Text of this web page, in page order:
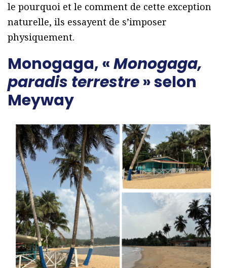
le pourquoi et le comment de cette exception
naturelle, ils essayent de s’imposer
physiquement.
Monogaga, «Monogaga,
paradis terrestre» selon
Meyway